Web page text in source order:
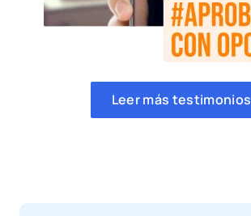
Leer más testimonios